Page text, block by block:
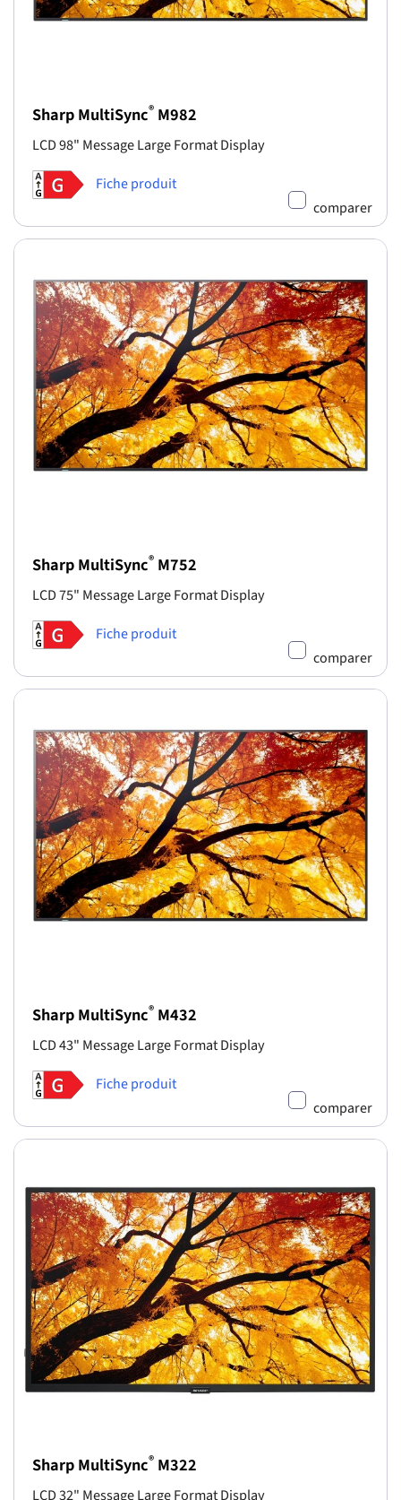
Sharp MultiSync® M982
LCD 98" Message Large Format Display
Fiche produit
comparer
Sharp MultiSync® M752
LCD 75" Message Large Format Display
Fiche produit
comparer
Sharp MultiSync® M432
LCD 43" Message Large Format Display
Fiche produit
comparer
Sharp MultiSync® M322
LCD 32" Message Large Format Display